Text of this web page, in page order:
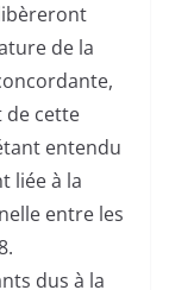
de la
de cette
entendu
liée à la
entre les
dus à la